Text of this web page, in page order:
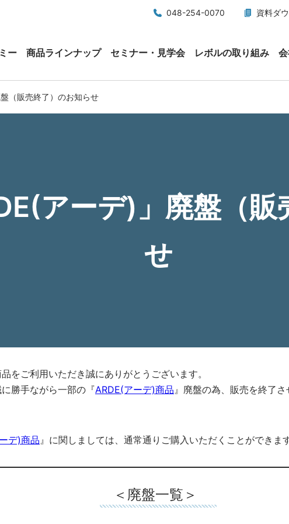
048-254-0070 資料ダ
ー 商品ラインナップ セミナー・見学会 レボルの取り組み
（販売終了）のお知らせ
アーデ)」廃盤（
せ
をご利用いただき誠にありがとうございます。
勝手ながら一部の『ARDE(アーデ)商品』廃盤の為、販売を終了
デ)商品』に関しましては、通常通りご購入いただくことができま
＜廃盤一覧＞